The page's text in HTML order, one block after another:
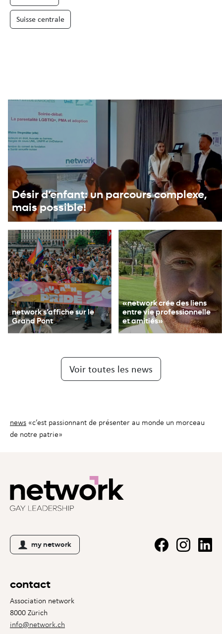
Suisse centrale
network s’affiche sur le
Grand Pont
«network crée des liens
entre vie professionnelle
et amitiés»
Désir d’enfant: un parcours complexe,
mais possible!
Voir toutes les news
news «c’est passionnant de présenter au monde un morceau
de notre patrie»
my network
contact
Association network
8000 Zürich
info@network.ch